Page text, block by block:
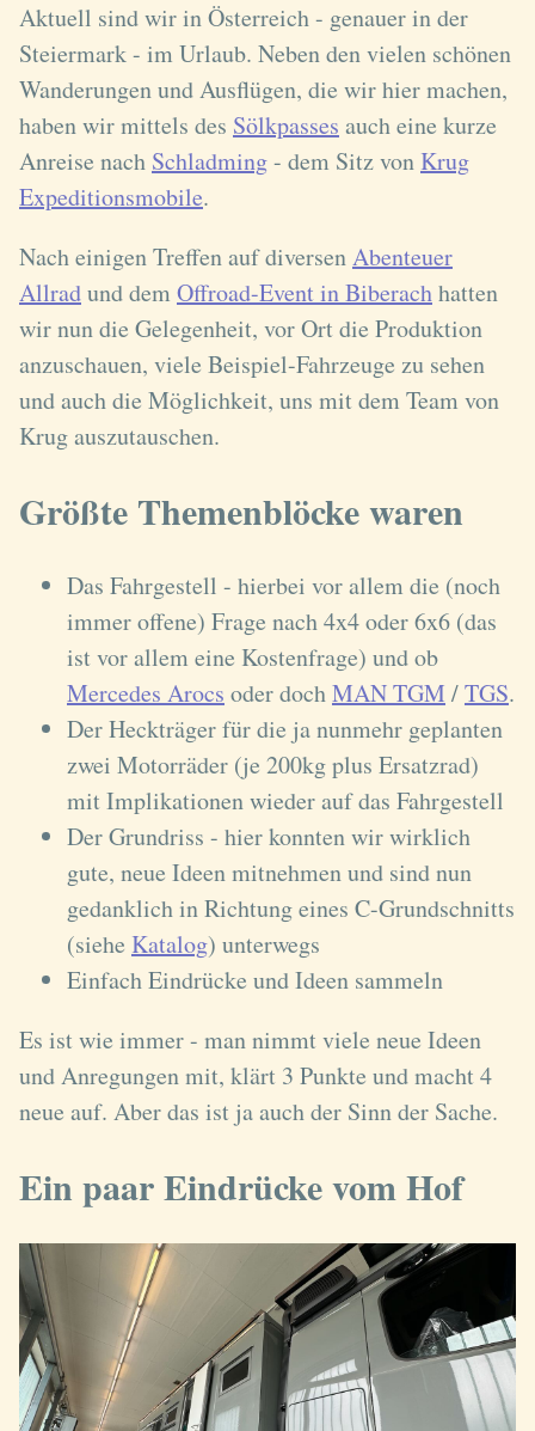
Aktuell sind wir in Österreich - genauer in der
Steiermark - im Urlaub. Neben den vielen schönen
Wanderungen und Ausflügen, die wir hier machen,
haben wir mittels des Sölkpasses auch eine kurze
Anreise nach Schladming- dem Sitz von Krug
Expeditionsmobile.
Nach einigen Treffen auf diversenAbenteuer
Allradund demOffroad-Event in Biberachhatten
wir nun die Gelegenheit, vor Ort die Produktion
anzuschauen, viele Beispiel-Fahrzeuge zu sehen
und auch die Möglichkeit, uns mit dem Team von
Krug auszutauschen.
Größte Themenblöcke waren
Das Fahrgestell - hierbei vor allem die (noch
immer offene) Frage nach 4x4 oder 6x6 (das
ist vor allem eine Kostenfrage) und ob
Mercedes Arocs oder dochMAN TGM /TGS.
Der Heckträger für die ja nunmehr geplanten
zwei Motorräder (je 200kg plus Ersatzrad)
mit Implikationen wieder auf das Fahrgestell
Der Grundriss - hier konnten wir wirklich
gute, neue Ideen mitnehmen und sind nun
gedanklich in Richtung eines C-Grundschnitts
(siehe Katalog) unterwegs
Einfach Eindrücke und Ideen sammeln
Es ist wie immer - man nimmt viele neue Ideen
und Anregungen mit, klärt 3 Punkte und macht 4
neue auf. Aber das ist ja auch der Sinn der Sache.
Ein paar Eindrücke vom Hof